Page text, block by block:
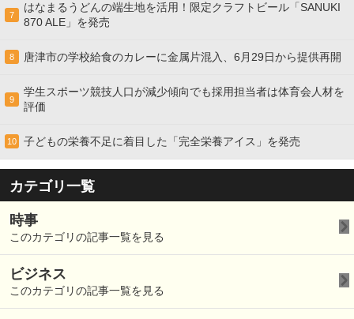
7
はなまるうどんの端生地を活用！限定クラフトビール「SANUKI
870 ALE」を発売
8 唐津市の学校給食のカレーに金属片混入、6月29日から提供再開
9
学生スポーツ競技人口が減少傾向でも採用担当者は体育会人材を
評価
10 子どもの栄養不足に着目した「完全栄養アイス」を発売
カテゴリ一覧
時事
このカテゴリの記事一覧を見る
ビジネス
このカテゴリの記事一覧を見る